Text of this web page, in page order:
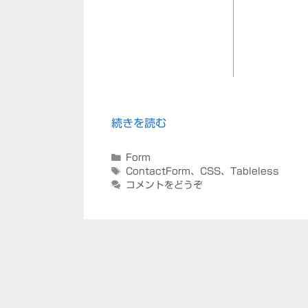
続きを読む
カ
テ
ゴ
Form
タ
グ
ContactForm、 CSS、Tableless
コメントをどうぞ